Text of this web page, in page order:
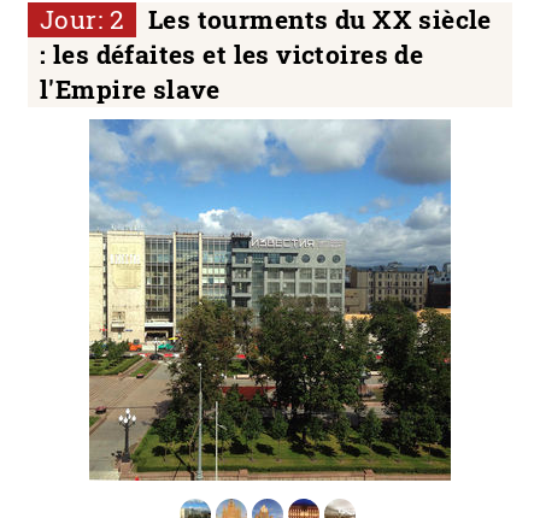
Jour: 2
Les tourments du XX siècle
: les défaites et les victoires de
l'Empire slave